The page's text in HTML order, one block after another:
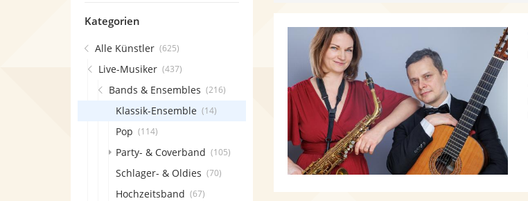
Kategorien
Alle Künstler (625)
Live-Musiker (437)
Bands & Ensembles (216)
Klassik-Ensemble (14)
Pop (114)
Party- & Coverband (105)
Schlager- & Oldies (70)
Hochzeitsband (67)